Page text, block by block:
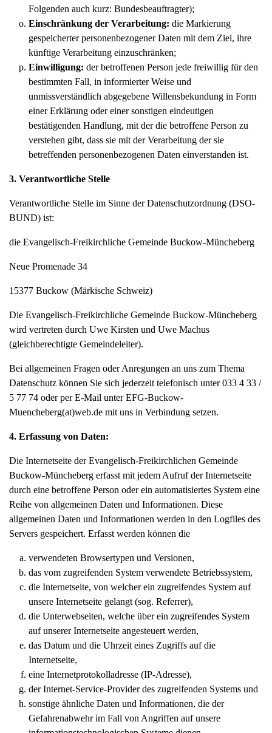
Folgenden auch kurz: Bundesbeauftragter);
Einschränkung der Verarbeitung: die Markierung
gespeicherter personenbezogener Daten mit dem Ziel, ihre
künftige Verarbeitung einzuschränken;
Einwilligung: der betroffenen Person jede freiwillig für den
bestimmten Fall, in informierter Weise und
unmissverständlich abgegebene Willensbekundung in Form
einer Erklärung oder einer sonstigen eindeutigen
bestätigenden Handlung, mit der die betroffene Person zu
verstehen gibt, dass sie mit der Verarbeitung der sie
betreffenden personenbezogenen Daten einverstanden ist.
3. Verantwortliche Stelle
Verantwortliche Stelle im Sinne der Datenschutzordnung (DSO-
BUND) ist:
die Evangelisch-Freikirchliche Gemeinde Buckow-Müncheberg
Neue Promenade 34
15377 Buckow (Märkische Schweiz)
Die Evangelisch-Freikirchliche Gemeinde Buckow-Müncheberg
wird vertreten durch Uwe Kirsten und Uwe Machus
(gleichberechtigte Gemeindeleiter).
Bei allgemeinen Fragen oder Anregungen an uns zum Thema
Datenschutz können Sie sich jederzeit telefonisch unter 033 4 33 /
5 77 74 oder per E-Mail unter EFG-Buckow-
Muencheberg(at)web.de mit uns in Verbindung setzen.
4. Erfassung von Daten:
Die Internetseite der Evangelisch-Freikirchlichen Gemeinde
Buckow-Müncheberg erfasst mit jedem Aufruf der Internetseite
durch eine betroffene Person oder ein automatisiertes System eine
Reihe von allgemeinen Daten und Informationen. Diese
allgemeinen Daten und Informationen werden in den Logfiles des
Servers gespeichert. Erfasst werden können die
verwendeten Browsertypen und Versionen,
das vom zugreifenden System verwendete Betriebssystem,
die Internetseite, von welcher ein zugreifendes System auf
unsere Internetseite gelangt (sog. Referrer),
die Unterwebseiten, welche über ein zugreifendes System
auf unserer Internetseite angesteuert werden,
das Datum und die Uhrzeit eines Zugriffs auf die
Internetseite,
eine Internetprotokolladresse (IP-Adresse),
der Internet-Service-Provider des zugreifenden Systems und
sonstige ähnliche Daten und Informationen, die der
Gefahrenabwehr im Fall von Angriffen auf unsere